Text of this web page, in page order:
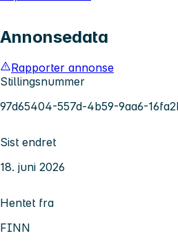
Annonsedata
Rapporter annonse
Stillingsnummer
97d65404-557d-4b59-9aa6-
Sist endret
18. juni 2026
Hentet fra
FINN